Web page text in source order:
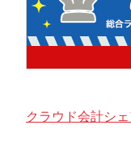
クラウド会計シ